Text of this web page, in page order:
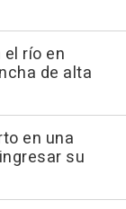
río en
de alta
en una
su